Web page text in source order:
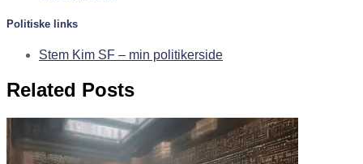
Politiske links
Stem Kim SF – min politikerside
Related Posts